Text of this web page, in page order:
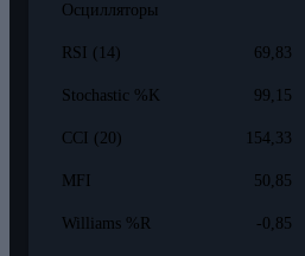
Осцилляторы
RSI (14) 69,83
Stochastic %K 99,15
CCI (20) 154,33
MFI 50,85
Williams %R -0,85